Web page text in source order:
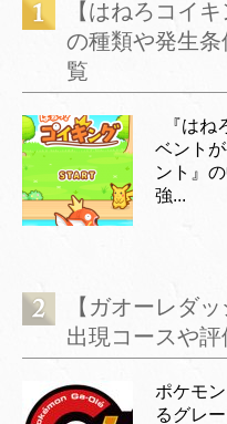
【はねろコイ
の種類や発生
覧
『はね
ベント
ント』
強...
【ガオーレダ
出現コースや
ポケモ
るグレ